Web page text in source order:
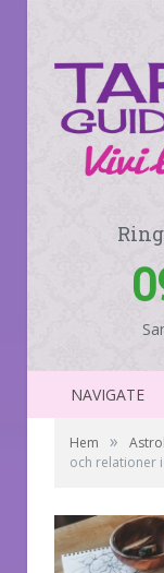
NAVIGATE
Hem »
och relationer